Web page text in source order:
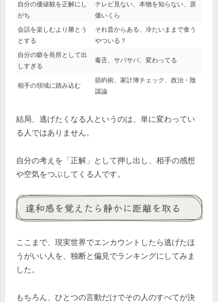
自分の価値観を正解にし
がち
テレビ見ない、本物を知らない、原
価いくら
会話を楽しむより勝とう
とする
それ昔からある、冷たいままで食う
やついる？
自分の癖を長所として出
しすぎる
毒舌、サバサバ、変わってる
相手の領域に踏み込む
節約術、家計簿チェック、政治・陰
謀論
結局、逃げたくなる人というのは、単に変わってい
る人ではありません。
自分の考えを「正解」として押し出し、相手の感想
や空気をつぶしてくる人です。
違和感を覚えたら静かに距離を取る
ここまで、現実世界でエンカウントしたら逃げたほ
うがいい人を、独断と偏見でランキングにしてみま
した。
もちろん、ひとつの言動だけでその人のすべてが決